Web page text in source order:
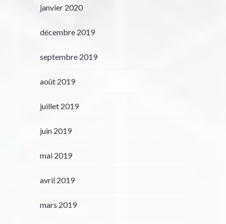
janvier 2020
décembre 2019
septembre 2019
août 2019
juillet 2019
juin 2019
mai 2019
avril 2019
mars 2019